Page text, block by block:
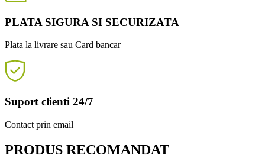
PLATA SIGURA SI SECURIZATA
Plata la livrare sau Card bancar
Suport clienti 24/7
Contact prin email
PRODUS RECOMANDAT